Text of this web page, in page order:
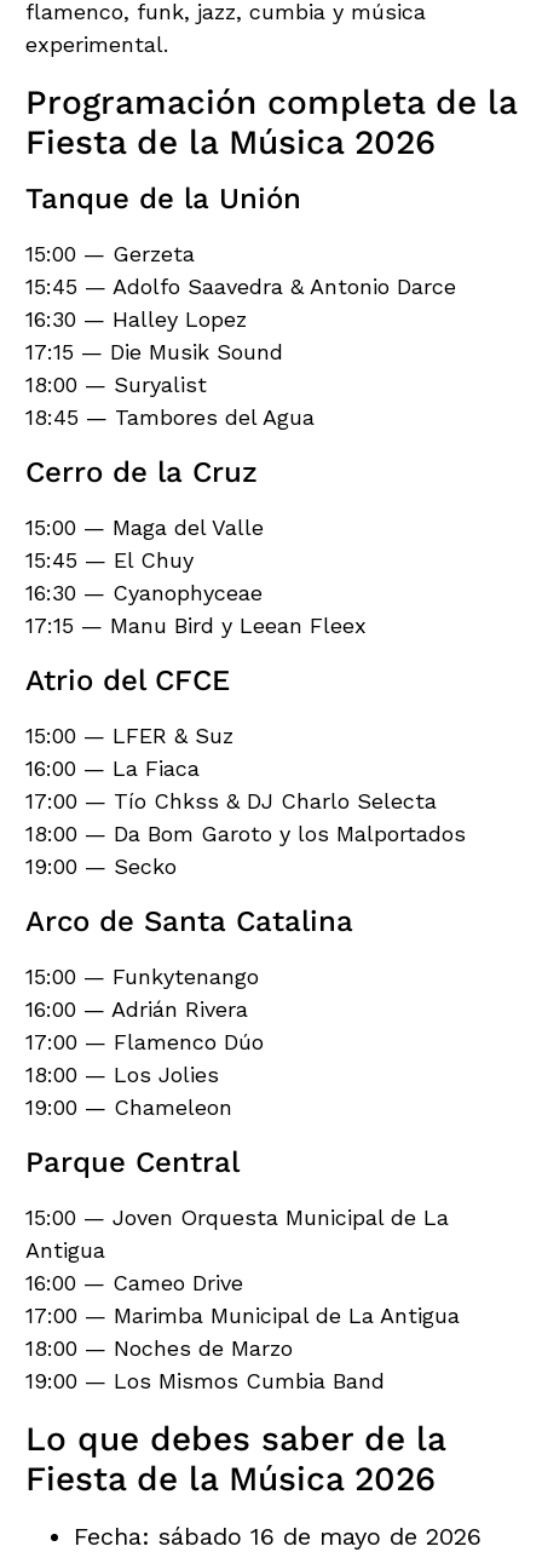
flamenco, funk, jazz, cumbia y música
experimental.
Programación completa de la
Fiesta de la Música 2026
Tanque de la Unión
15:00 — Gerzeta
15:45 — Adolfo Saavedra & Antonio Darce
16:30 — Halley Lopez
17:15 — Die Musik Sound
18:00 — Suryalist
18:45 — Tambores del Agua
Cerro de la Cruz
15:00 — Maga del Valle
15:45 — El Chuy
16:30 — Cyanophyceae
17:15 — Manu Bird y Leean Fleex
Atrio del CFCE
15:00 — LFER & Suz
16:00 — La Fiaca
17:00 — Tío Chkss & DJ Charlo Selecta
18:00 — Da Bom Garoto y los Malportados
19:00 — Secko
Arco de Santa Catalina
15:00 — Funkytenango
16:00 — Adrián Rivera
17:00 — Flamenco Dúo
18:00 — Los Jolies
19:00 — Chameleon
Parque Central
15:00 — Joven Orquesta Municipal de La
Antigua
16:00 — Cameo Drive
17:00 — Marimba Municipal de La Antigua
18:00 — Noches de Marzo
19:00 — Los Mismos Cumbia Band
Lo que debes saber de la
Fiesta de la Música 2026
Fecha: sábado 16 de mayo de 2026